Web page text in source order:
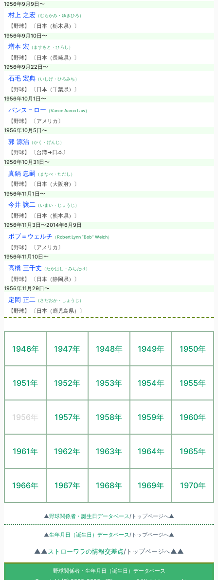
1956年9月9日〜
村上 之宏（むらかみ・ゆきひろ）
【野球】 〔日本（栃木県）〕
1956年9月10日〜
増本 宏（ますもと・ひろし）
【野球】 〔日本（長崎県）〕
1956年9月22日〜
石毛 宏典（いしげ・ひろみち）
【野球】 〔日本（千葉県）〕
1956年10月1日〜
バンス＝ロー （Vance Aaron Law）
【野球】 〔アメリカ〕
1956年10月5日〜
郭 源治（かく・げんじ）
【野球】 〔台湾→日本〕
1956年10月31日〜
真鍋 忠嗣 （まなべ・ただし）
【野球】 〔日本（大阪府）〕
1956年11月1日〜
今井 譲二（いまい・じょうじ）
【野球】 〔日本（熊本県）〕
1956年11月3日〜2014年6月9日
ボブ＝ウェルチ （Robert Lynn “Bob” Welch）
【野球】 〔アメリカ〕
1956年11月10日〜
高橋 三千丈 （たかはし・みちたけ）
【野球】 〔日本（静岡県）〕
1956年11月29日〜
定岡 正二 （さだおか・しょうじ）
【野球】 〔日本（鹿児島県）〕
1946年 1947年 1948年 1949年 1950年
1951年 1952年 1953年 1954年 1955年
1956年 1957年 1958年 1959年 1960年
1961年 1962年 1963年 1964年 1965年
1966年 1967年 1968年 1969年 1970年
▲野球関係者・誕生日データベース/トップページへ▲
▲生年月日（誕生日）データベース/トップページへ▲
▲▲ストローワラの情報交差点/トップページへ▲▲
野球関係者・生年月日（誕生日）データベース